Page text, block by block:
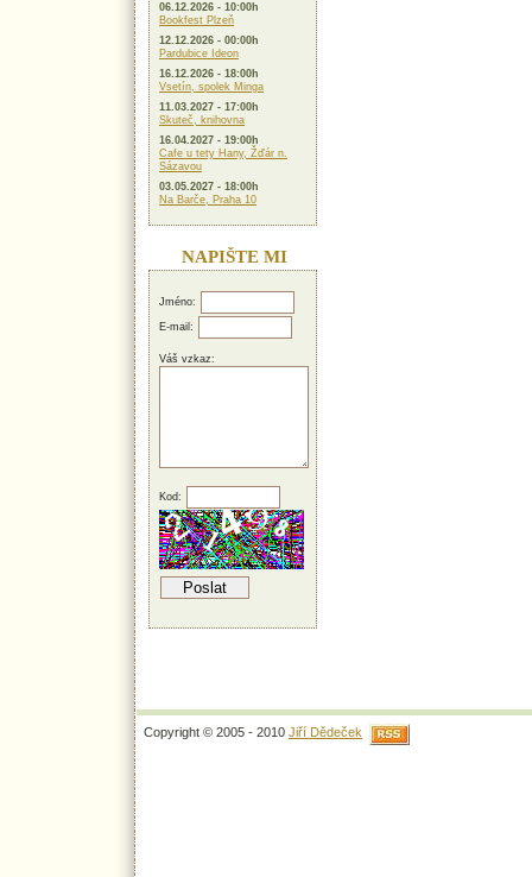
06.12.2026 - 10:00h
Bookfest Plzeň
12.12.2026 - 00:00h
Pardubice Ideon
16.12.2026 - 18:00h
Vsetín, spolek Minga
11.03.2027 - 17:00h
Skuteč, knihovna
16.04.2027 - 19:00h
Cafe u tety Hany, Žďár n.
Sázavou
03.05.2027 - 18:00h
Na Barče, Praha 10
NAPIŠTE MI
Jméno:
E-mail:
Váš vzkaz:
Kod:
Copyright © 2005 - 2010 Jiří Dědeček